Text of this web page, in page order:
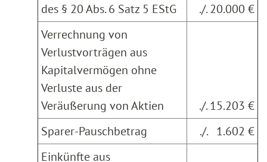
des § 20 Abs. 6 Satz 5 EStG
./. 20.000 €
Verrechnung von
Verlustvorträgen aus
Kapitalvermögen ohne
Verluste aus der
Veräußerung von Aktien
./. 15.203 €
Sparer-Pauschbetrag
./. 1.602 €
Einkünfte aus